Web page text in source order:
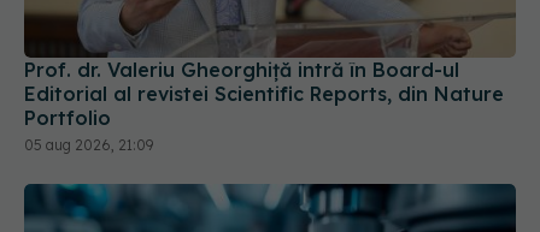
Prof. dr. Valeriu Gheorghiță intră în Board-ul
Editorial al revistei Scientific Reports, din Nature
Portfolio
05 aug 2026, 21:09